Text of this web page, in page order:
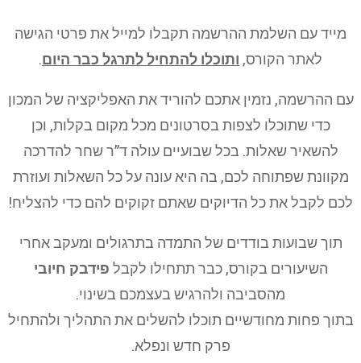
מייד עם השלמת ההרשמה תקבלו למייל את פרטי הגישה
לאתר הקורס, ותוכלו להתחיל לתרגל כבר היום.
עם ההרשמה, נזמין אתכם להוריד את האפליקציה של המכון
כדי שתוכלו לצפות בסרטונים מכל מקום בקלות, וכן
להשאיר שאלות. בכל שבועיים עולה ד”ר שחר להדרכה
מקוונת שפתוחה לכם, בה היא עונה על כל השאלות ועוזרת
לכם לקבל את כל הדיוקים שאתם זקוקים להם כדי להצליח!
תוך שבועות בודדים של התמדה בתרגולים ומעקב אחרי
השיעורים בקורס, כבר תתחילו לקבל פידבק חיובי
מהסביבה ולהרגיש בעצמכם בשינוי.
בתוך פחות מחודשיים תוכלו להשלים את התהליך ולהתחיל
פרק חדש ונפלא.